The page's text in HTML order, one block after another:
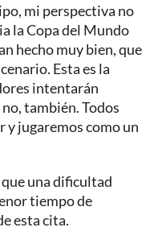
mi perspectiva no
la Copa del Mundo
hecho muy bien, que
Esta es la
intentarán
también. Todos
y jugaremos como un
una dificultad
tiempo de
esta cita.